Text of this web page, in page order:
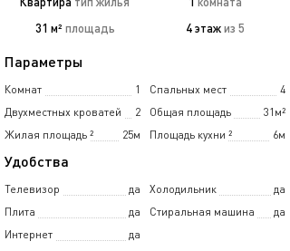
31 м² площадь 4 этажиз 5
Параметры
Комнат 1 Спальных мест
4
Двухместных кроватей
2 Общая площадь
31м²
Жилая площадь
25м
² Площадь кухни 6м
²
Удобства
Телевизор да Холодильник
да
Плита
да Стиральная машина
да
Интернет
да